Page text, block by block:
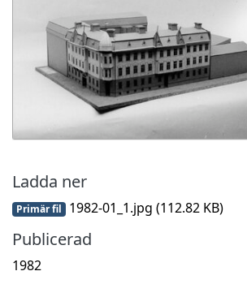
Ladda ner
Primär fil 1982-01_1.jpg (112.82 KB)
Publicerad
1982